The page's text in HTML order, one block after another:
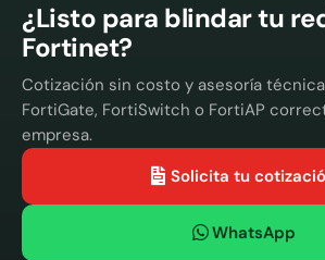
¿Listo para blindar tu
Fortinet?
Cotización sin costo y asesoría
FortiGate, FortiSwitch o FortiAP
empresa.
Solicita tu
WhatsApp